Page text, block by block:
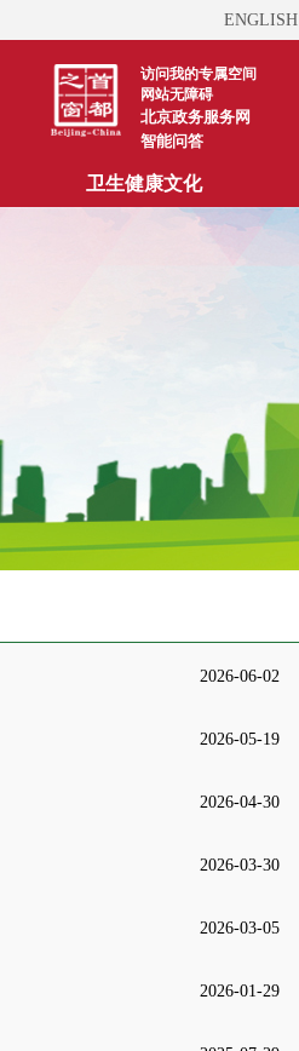
ENGLISH
访问我的专属空间
网站无障碍
北京政务服务网
智能问答
卫生健康文化
2026-06-02
2026-05-19
2026-04-30
2026-03-30
2026-03-05
2026-01-29